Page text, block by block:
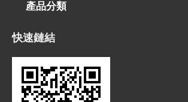
產品分類
快速鏈結